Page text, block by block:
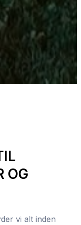
OG
vi alt inden